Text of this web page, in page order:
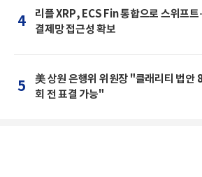
4
리플 XRP, ECS Fin 통합으로 스위프트
결제망 접근성 확보
5
美 상원 은행위 위원장 "클래리티 법안
회 전 표결 가능"